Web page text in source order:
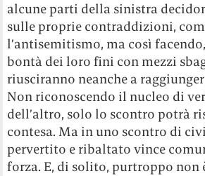
alcune parti della sinistra
sulle proprie contraddizioni,
l’antisemitismo, ma così
bontà dei loro fini con mezzi
riusciranno neanche a
Non riconoscendo il nucleo di
dell’altro, solo lo scontro potrà
contesa. Ma in uno scontro di
pervertito e ribaltato vince
forza. E, di solito, purtroppo non